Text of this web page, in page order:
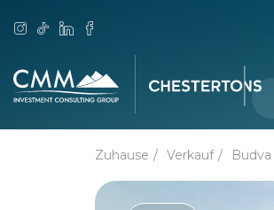
Zuhause Verkauf Budva